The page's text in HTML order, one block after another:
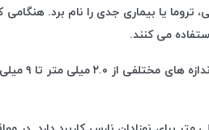
تروما یا بیماری جدی را نام برد.
می کنند.